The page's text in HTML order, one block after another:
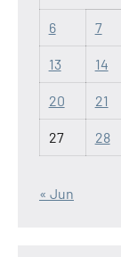
6 7
13 14
20 21
27 28
« Jun